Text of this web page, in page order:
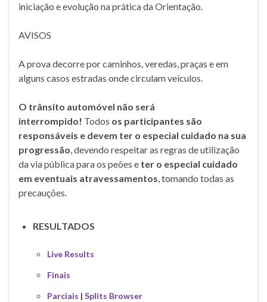
iniciação e evolução na prática da Orientação.
AVISOS
A prova decorre por caminhos, veredas, praças e em
alguns casos estradas onde circulam veículos.
O trânsito automóvel não será
interrompido! Todos os participantes são
responsáveis e devem ter o especial cuidado na sua
progressão, devendo respeitar as regras de utilização
da via pública para os peões e ter o especial cuidado
em eventuais atravessamentos, tomando todas as
precauções.
RESULTADOS
Live Results
Finais
Parciais | Splits Browser